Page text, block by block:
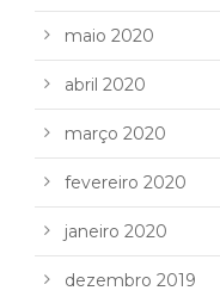
maio 2020
abril 2020
março 2020
fevereiro 2020
janeiro 2020
dezembro 2019